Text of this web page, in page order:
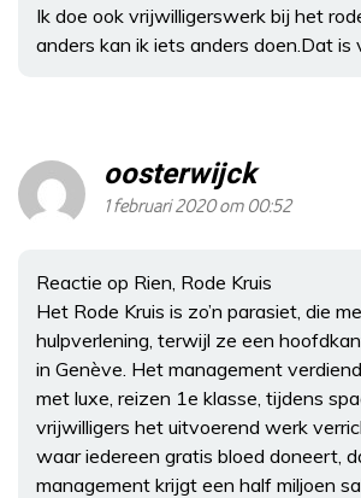
Ik doe ook vrijwilligerswerk bij het
anders kan ik iets anders doen.Dat is
oosterwijck
1 februari 2020 om 00:52
Reactie op Rien, Rode Kruis
Het Rode Kruis is zo’n parasiet, die
hulpverlening, terwijl ze een
in Genève. Het management
met luxe, reizen 1e klasse, tijdens
vrijwilligers het uitvoerend werk
waar iedereen gratis bloed doneert,
management krijgt een half miljoen